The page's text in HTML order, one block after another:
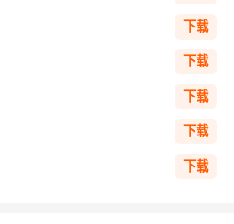
下载
下载
下载
下载
下载